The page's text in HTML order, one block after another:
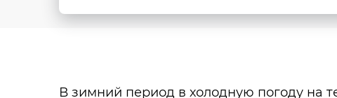
В зимний период в холодную погоду на